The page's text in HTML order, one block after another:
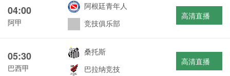
04:00
阿甲
阿根廷青年人
竞技俱乐部
高清直播
05:30
巴西甲
桑托斯
巴拉纳竞技
高清直播